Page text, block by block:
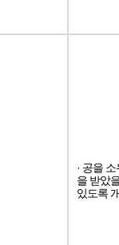
· 공을
을 받았
있도록